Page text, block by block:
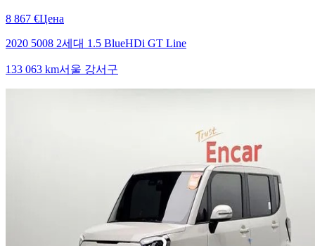
8 867 €Цена
2020 5008 2세대 1.5 BlueHDi GT Line
133 063 km서울 강서구